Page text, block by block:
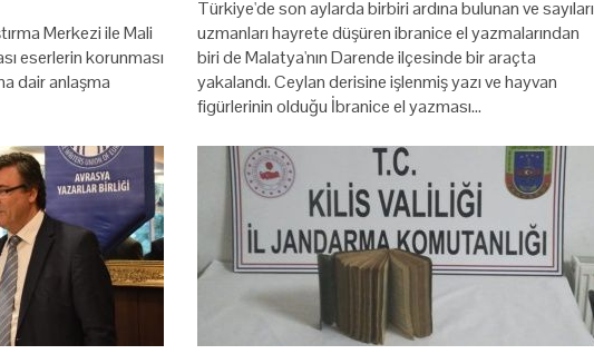
Merkezi ile Mali
eserlerin korunması
dair anlaşma
Türkiye'de son aylarda birbiri ardına bulunan ve sayıları
uzmanları hayrete düşüren ibranice el yazmalarından
biri de Malatya'nın Darende ilçesinde bir araçta
yakalandı. Ceylan derisine işlenmiş yazı ve hayvan
figürlerinin olduğu İbranice el yazması…